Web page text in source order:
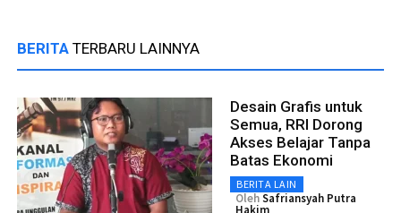
BERITA TERBARU LAINNYA
Desain Grafis untuk
Semua, RRI Dorong
Akses Belajar Tanpa
Batas Ekonomi
BERITA LAIN
OlehSafriansyah Putra